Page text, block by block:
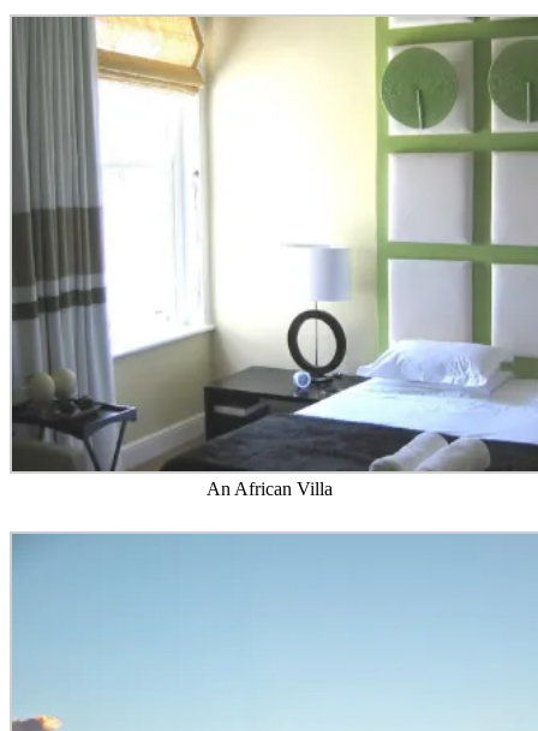
An African Villa